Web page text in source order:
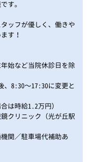
す。
ッフが優しく、働きや
す！
始など当院休診日を除
、8:30〜17:30に変更と
は時給1.2万円）
クリニック（光が丘駅
関／駐車場代補助あ